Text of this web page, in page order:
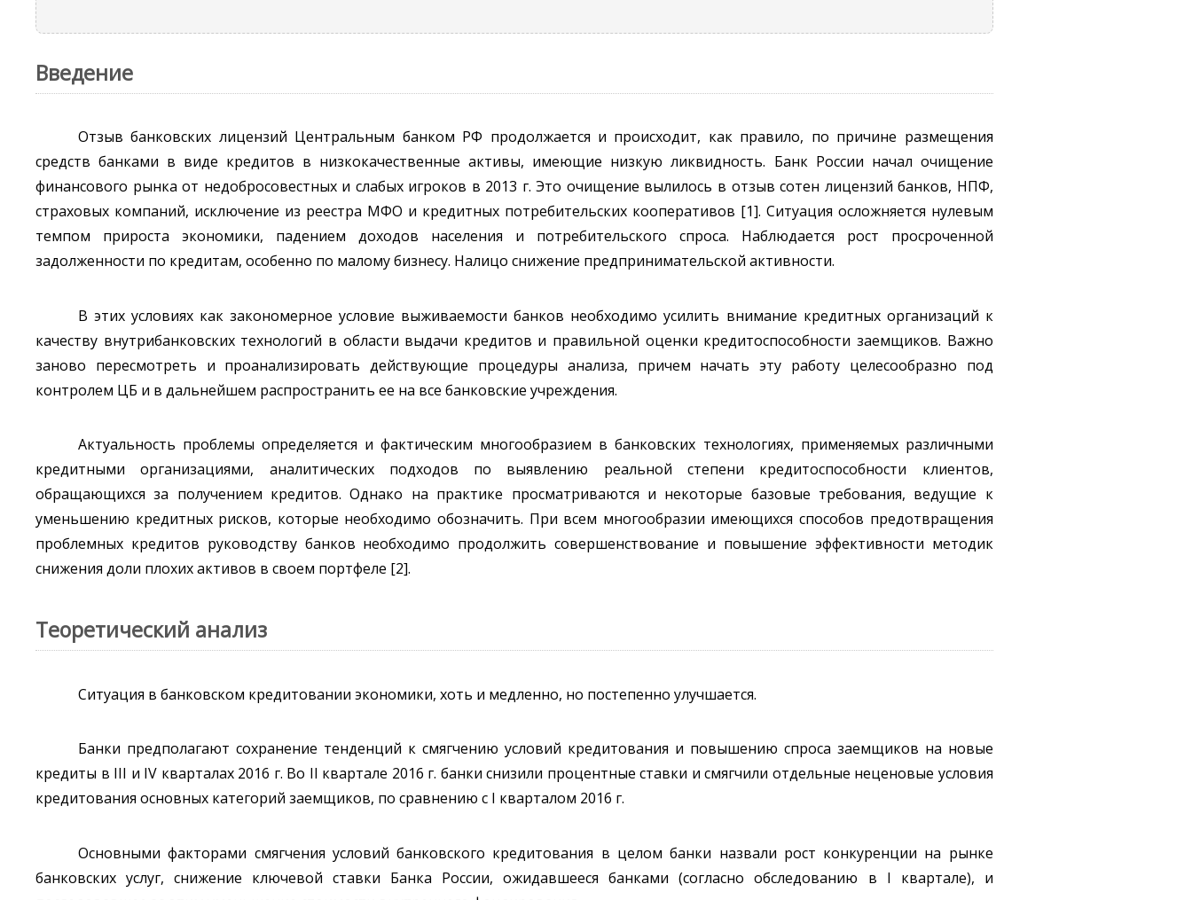
Введение
Отзыв банковских лицензий Центральным банком РФ продолжается и происходит, как правило, по причине размещения
средств банками в виде кредитов в низкокачественные активы, имеющие низкую ликвидность. Банк России начал очищение
финансового рынка от недобросовестных и слабых игроков в 2013 г. Это очищение вылилось в отзыв сотен лицензий банков, НПФ,
страховых компаний, исключение из реестра МФО и кредитных потребительских кооперативов [1]. Ситуация осложняется нулевым
темпом прироста экономики, падением доходов населения и потребительского спроса. Наблюдается рост просроченной
задолженности по кредитам, особенно по малому бизнесу. Налицо снижение предпринимательской активности.
В этих условиях как закономерное условие выживаемости банков необходимо усилить внимание кредитных организаций к
качеству внутрибанковских технологий в области выдачи кредитов и правильной оценки кредитоспособности заемщиков. Важно
заново пересмотреть и проанализировать действующие процедуры анализа, причем начать эту работу целесообразно под
контролем ЦБ и в дальнейшем распространить ее на все банковские учреждения.
Актуальность проблемы определяется и фактическим многообразием в банковских технологиях, применяемых различными
кредитными организациями, аналитических подходов по выявлению реальной степени кредитоспособности клиентов,
обращающихся за получением кредитов. Однако на практике просматриваются и некоторые базовые требования, ведущие к
уменьшению кредитных рисков, которые необходимо обозначить. При всем многообразии имеющихся способов предотвращения
проблемных кредитов руководству банков необходимо продолжить совершенствование и повышение эффективности методик
снижения доли плохих активов в своем портфеле [2].
Теоретический анализ
Ситуация в банковском кредитовании экономики, хоть и медленно, но постепенно улучшается.
Банки предполагают сохранение тенденций к смягчению условий кредитования и повышению спроса заемщиков на новые
кредиты в III и IV кварталах 2016 г. Во II квартале 2016 г. банки снизили процентные ставки и смягчили отдельные неценовые условия
кредитования основных категорий заемщиков, по сравнению с I кварталом 2016 г.
Основными факторами смягчения условий банковского кредитования в целом банки назвали рост конкуренции на рынке
банковских услуг, снижение ключевой ставки Банка России, ожидавшееся банками (согласно обследованию в I квартале), и